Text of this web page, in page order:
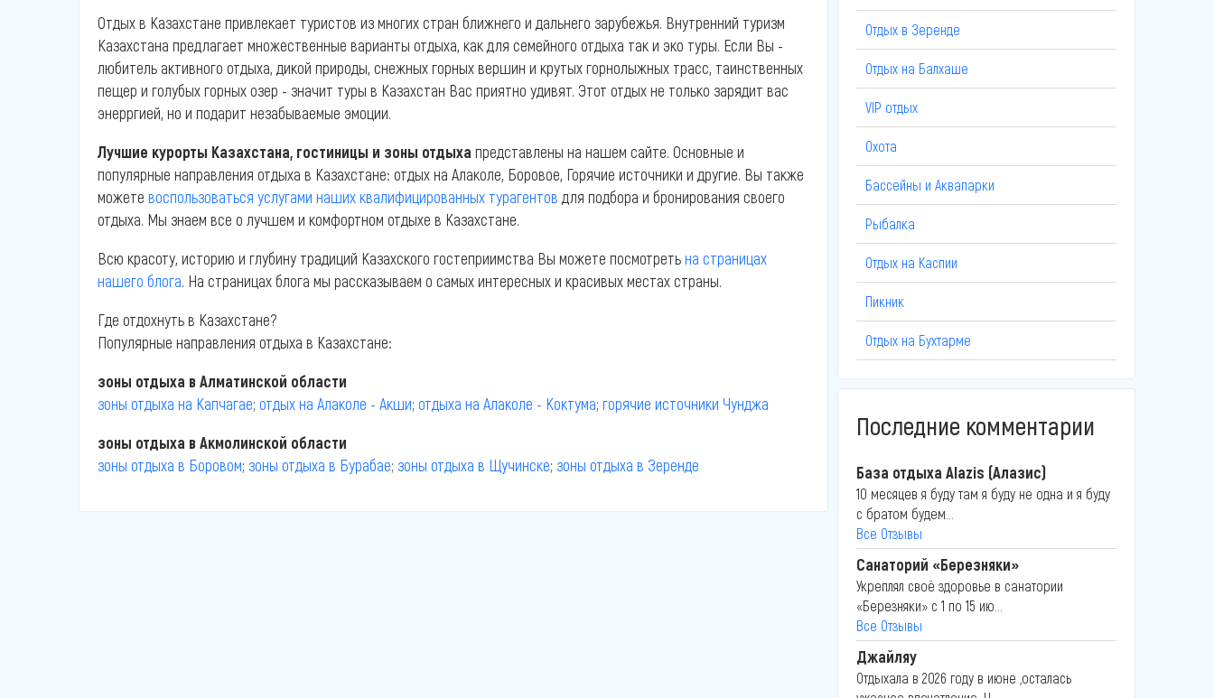
Отдых в Казахстане привлекает туристов из многих стран ближнего и дальнего зарубежья. Внутренний туризм
Казахстана предлагает множественные варианты отдыха, как для семейного отдыха так и эко туры. Если Вы -
любитель активного отдыха, дикой природы, снежных горных вершин и крутых горнолыжных трасс, таинственных
пещер и голубых горных озер - значит туры в Казахстан Вас приятно удивят. Этот отдых не только зарядит вас
энерргией, но и подарит незабываемые эмоции.
Лучшие курорты Казахстана, гостиницы и зоны отдыха представлены на нашем сайте. Основные и
популярные направления отдыха в Казахстане: отдых на Алаколе, Боровое, Горячие источники и другие. Вы также
можете воспользоваться услугами наших квалифицированных турагентов для подбора и бронирования своего
отдыха. Мы знаем все о лучшем и комфортном отдыхе в Казахстане.
Всю красоту, историю и глубину традиций Казахского гостеприимства Вы можете посмотретьна страницах
нашего блога. На страницах блога мы рассказываем о самых интересных и красивых местах страны.
Где отдохнуть в Казахстане?
Популярные направления отдыха в Казахстане:
зоны отдыха в Алматинской области
зоны отдыха на Капчагае; отдых на Алаколе - Акши; отдыха на Алаколе - Коктума; горячие источники Чунджа
зоны отдыха в Акмолинской области
зоны отдыха в Боровом; зоны отдыха в Бурабае; зоны отдыха в Щучинске; зоны отдыха в Зеренде
Отдых в Зеренде
Отдых на Балхаше
VIP отдых
Охота
Бассейны и Аквапарки
Рыбалка
Отдых на Каспии
Пикник
Отдых на Бухтарме
Последние комментарии
База отдыха Alazis (Алазис)
10 месяцев я буду там я буду не одна и я буду
с братом будем...
Все Отзывы
Санаторий «Березняки»
Укреплял своё здоровье в санатории
«Березняки» с 1 по 15 ию...
Все Отзывы
Джайляу
Отдыхала в 2026 году в июне ,осталась